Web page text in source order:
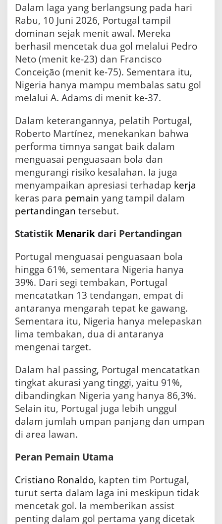
Dalam laga yang berlangsung pada hari
Rabu, 10 Juni 2026, Portugal tampil
dominan sejak menit awal. Mereka
berhasil mencetak dua gol melalui Pedro
Neto (menit ke-23) dan Francisco
Conceição (menit ke-75). Sementara itu,
Nigeria hanya mampu membalas satu gol
melalui A. Adams di menit ke-37.
Dalam keterangannya, pelatih Portugal,
Roberto Martínez, menekankan bahwa
performa timnya sangat baik dalam
menguasai penguasaan bola dan
mengurangi risiko kesalahan. Ia juga
menyampaikan apresiasi terhadap kerja
keras para pemain yang tampil dalam
pertandingan tersebut.
Statistik Menarikdari Pertandingan
Portugal menguasai penguasaan bola
hingga 61%, sementara Nigeria hanya
39%. Dari segi tembakan, Portugal
mencatatkan 13 tendangan, empat di
antaranya mengarah tepat ke gawang.
Sementara itu, Nigeria hanya melepaskan
lima tembakan, dua di antaranya
mengenai target.
Dalam hal passing, Portugal mencatatkan
tingkat akurasi yang tinggi, yaitu 91%,
dibandingkan Nigeria yang hanya 86,3%.
Selain itu, Portugal juga lebih unggul
dalam jumlah umpan panjang dan umpan
di area lawan.
Peran Pemain Utama
Cristiano Ronaldo, kapten tim Portugal,
turut serta dalam laga ini meskipun tidak
mencetak gol. Ia memberikan assist
penting dalam gol pertama yang dicetak